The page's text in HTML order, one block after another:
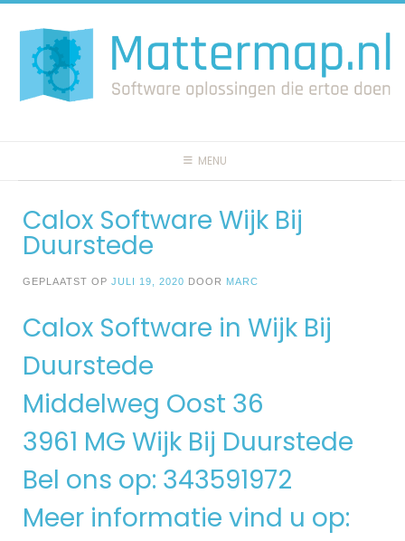
naar
inhoud
MENU
Calox Software Wijk Bij
Duurstede
GEPLAATST OP JULI 19, 2020 DOOR MARC
Calox Software in Wijk Bij
Duurstede
Middelweg Oost 36
3961 MG Wijk Bij Duurstede
Bel ons op: 343591972
Meer informatie vind u op: